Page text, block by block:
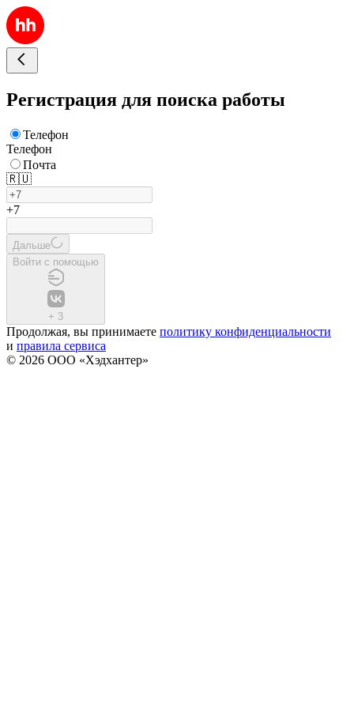
Регистрация для поиска работы
Телефон
Телефон
Почта
🇷🇺
+7
Дальше
Войти с помощью
+ 3
Продолжая, вы принимаете политику конфиденциальности
и правила сервиса
© 2026 ООО «Хэдхантер»